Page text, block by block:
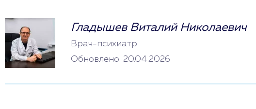
Гладышев Виталий Николаевич
Врач-психиатр
Обновлено: 20.04.2026